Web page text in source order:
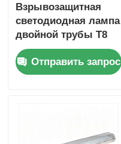
Взрывозащитная
светодиодная лампа
двойной трубы T8
светодиодная лампа
люминесцентной
трубы светодиодная
Отправить запрос